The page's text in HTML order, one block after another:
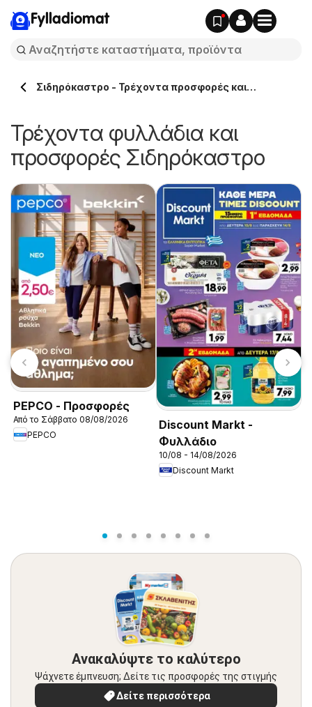
Fylladiomat
Σιδηρόκαστρο - Τρέχοντα προσφορές και
Τρέχοντα φυλλάδια και
προσφορές Σιδηρόκαστρο
PEPCO - Προσφορές
Από το Σάββατο 08/08/2026
PEPCO
Discount Markt -
Φυλλάδιο
10/08 - 14/08/2026
Discount Markt
Ανακαλύψτε το καλύτερο
Ψάχνετε έμπνευση; Δείτε τις προσφορές της στιγμής
Δείτε περισσότερα